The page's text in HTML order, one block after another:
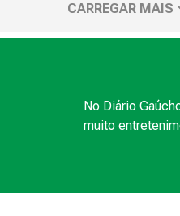
CARREGAR MAIS
No Diário
muito